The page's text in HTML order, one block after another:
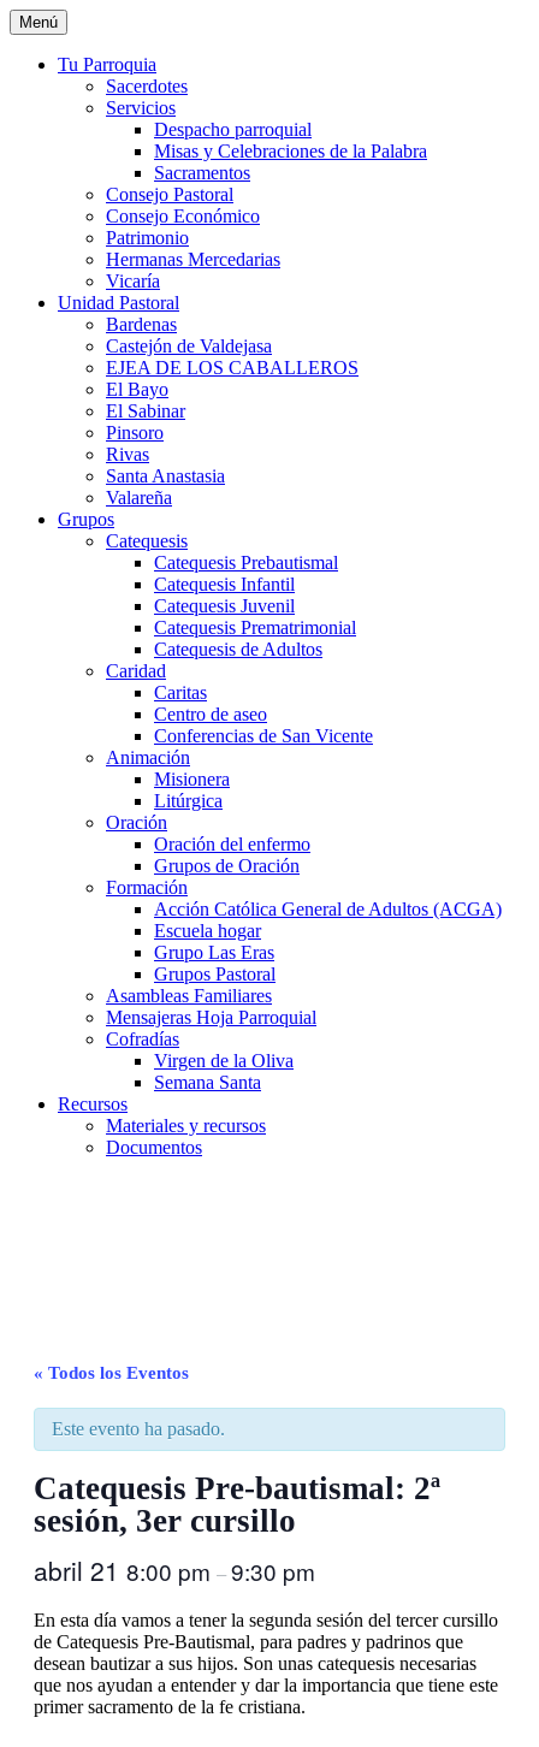
Saltar
al
contenido
Menú
Tu Parroquia
Sacerdotes
Servicios
Despacho parroquial
Misas y Celebraciones de la Palabra
Sacramentos
Consejo Pastoral
Consejo Económico
Patrimonio
Hermanas Mercedarias
Vicaría
Unidad Pastoral
Bardenas
Castejón de Valdejasa
EJEA DE LOS CABALLEROS
El Bayo
El Sabinar
Pinsoro
Rivas
Santa Anastasia
Valareña
Grupos
Catequesis
Catequesis Prebautismal
Catequesis Infantil
Catequesis Juvenil
Catequesis Prematrimonial
Catequesis de Adultos
Caridad
Caritas
Centro de aseo
Conferencias de San Vicente
Animación
Misionera
Litúrgica
Oración
Oración del enfermo
Grupos de Oración
Formación
Acción Católica General de Adultos (ACGA)
Escuela hogar
Grupo Las Eras
Grupos Pastoral
Asambleas Familiares
Mensajeras Hoja Parroquial
Cofradías
Virgen de la Oliva
Semana Santa
Recursos
Materiales y recursos
Documentos
« Todos los Eventos
Este evento ha pasado.
Catequesis Pre-bautismal: 2ª
sesión, 3er cursillo
abril 21 8:00 pm –9:30 pm
En esta día vamos a tener la segunda sesión del tercer cursillo
de Catequesis Pre-Bautismal, para padres y padrinos que
desean bautizar a sus hijos. Son unas catequesis necesarias
que nos ayudan a entender y dar la importancia que tiene este
primer sacramento de la fe cristiana.